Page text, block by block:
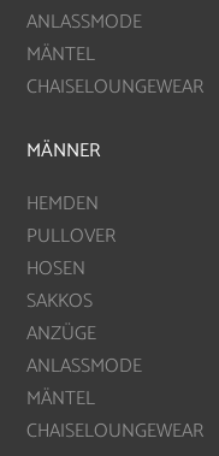
ANLASSMODE
MÄNTEL
CHAISELOUNGEWEAR
MÄNNER
HEMDEN
PULLOVER
HOSEN
SAKKOS
ANZÜGE
ANLASSMODE
MÄNTEL
CHAISELOUNGEWEAR